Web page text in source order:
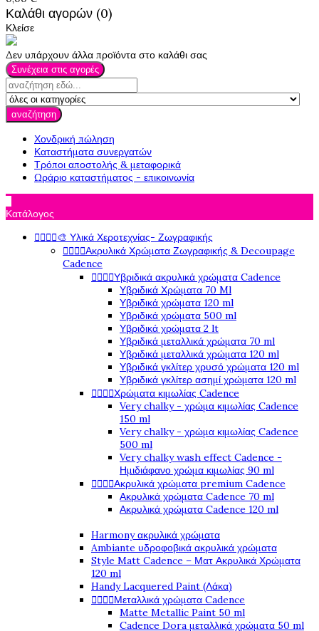
Καλάθι αγορών (0)
Κλείσε
Δεν υπάρχουν άλλα προϊόντα στο καλάθι σας
Συνέχεια στις αγορές
αναζήτηση
Χονδρική πώληση
Καταστήματα συνεργατών
Τρόποι αποστολής & μεταφορικά
Ωράριο καταστήματος - επικοινωνία
Κατάλογος
   🎨 Υλικά Χεροτεχνίας- Ζωγραφικής
   Ακρυλικά Χρώματα Ζωγραφικής & Decoupage
Cadence
   Υβριδικά ακρυλικά χρώματα Cadence
Υβριδικά Χρώματα 70 Ml
Υβριδικά χρώματα 120 ml
Υβριδικά χρώματα 500 ml
Υβριδικά χρώματα 2 lt
Υβριδικά μεταλλικά χρώματα 70 ml
Υβριδικά μεταλλικά χρώματα 120 ml
Υβριδικά γκλίτερ χρυσό χρώματα 120 ml
Υβριδικά γκλίτερ ασημί χρώματα 120 ml
   Χρώματα κιμωλίας Cadence
Very chalky - χρώμα κιμωλίας Cadence
150 ml
Very chalky - χρώμα κιμωλίας Cadence
500 ml
Very chalky wash effect Cadence -
Ημιδιάφανο χρώμα κιμωλίας 90 ml
   Ακρυλικά χρώματα premium Cadence
Ακρυλικά χρώματα Cadence 70 ml
Ακρυλικά χρώματα Cadence 120 ml
Harmony ακρυλικά χρώματα
Ambiante υδροφοβικά ακρυλικά χρώματα
Style Matt Cadence – Ματ Ακρυλικά Χρώματα
120 ml
Handy Lacquered Paint (Λάκα)
   Μεταλλικά χρώματα Cadence
Matte Metallic Paint 50 ml
Cadence Dora μεταλλικά χρώματα 50 ml